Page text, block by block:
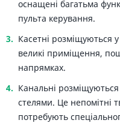
оснащені багатьма
пульта керування.
Касетні розміщуються
великі приміщення,
напрямках.
Канальні
стелями. Це непомітні
потребують